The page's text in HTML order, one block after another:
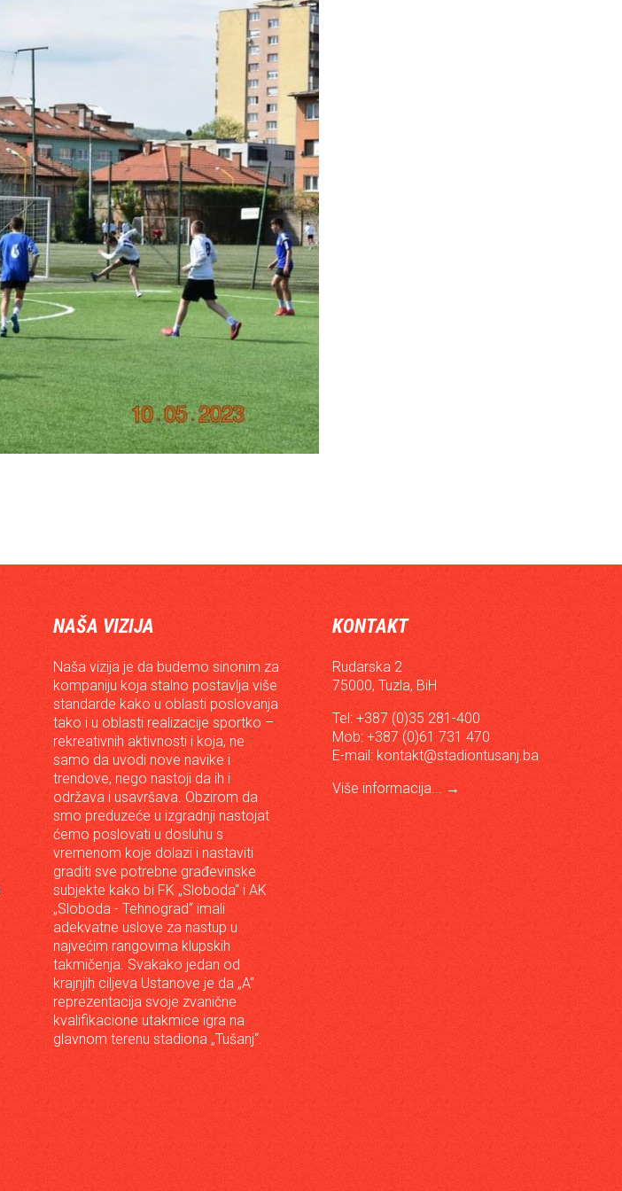
NAŠA VIZIJA
Naša vizija je da budemo sinonim za
kompaniju koja stalno postavlja više
standarde kako u oblasti poslovanja
tako i u oblasti realizacije sportko –
rekreativnih aktivnosti i koja, ne
samo da uvodi nove navike i
trendove, nego nastoji da ih i
održava i usavršava. Obzirom da
smo preduzeće u izgradnji nastojat
ćemo poslovati u dosluhu s
vremenom koje dolazi i nastaviti
graditi sve potrebne građevinske
subjekte kako bi FK „Sloboda“ i AK
„Sloboda - Tehnograd“ imali
adekvatne uslove za nastup u
najvećim rangovima klupskih
takmičenja. Svakako jedan od
krajnjih ciljeva Ustanove je da „A“
reprezentacija svoje zvanične
kvalifikacione utakmice igra na
glavnom terenu stadiona „Tušanj“.
KONTAKT
Rudarska 2
75000, Tuzla, BiH
Tel: +387 (0)35 281-400
Mob: +387 (0)61 731 470
E-mail: kontakt@stadiontusanj.ba
Više informacija... →